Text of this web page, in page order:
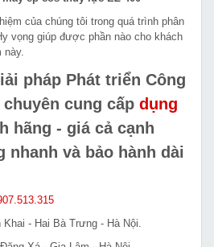
của chúng tôi trong quá trình phân
vọng giúp được phần nào cho khách
này.
pháp Phát triển Công
cung cấp dụng
hãng - giá cả cạnh
nhanh và bảo hành dài
- Hai Bà Trưng - Hà Nội.